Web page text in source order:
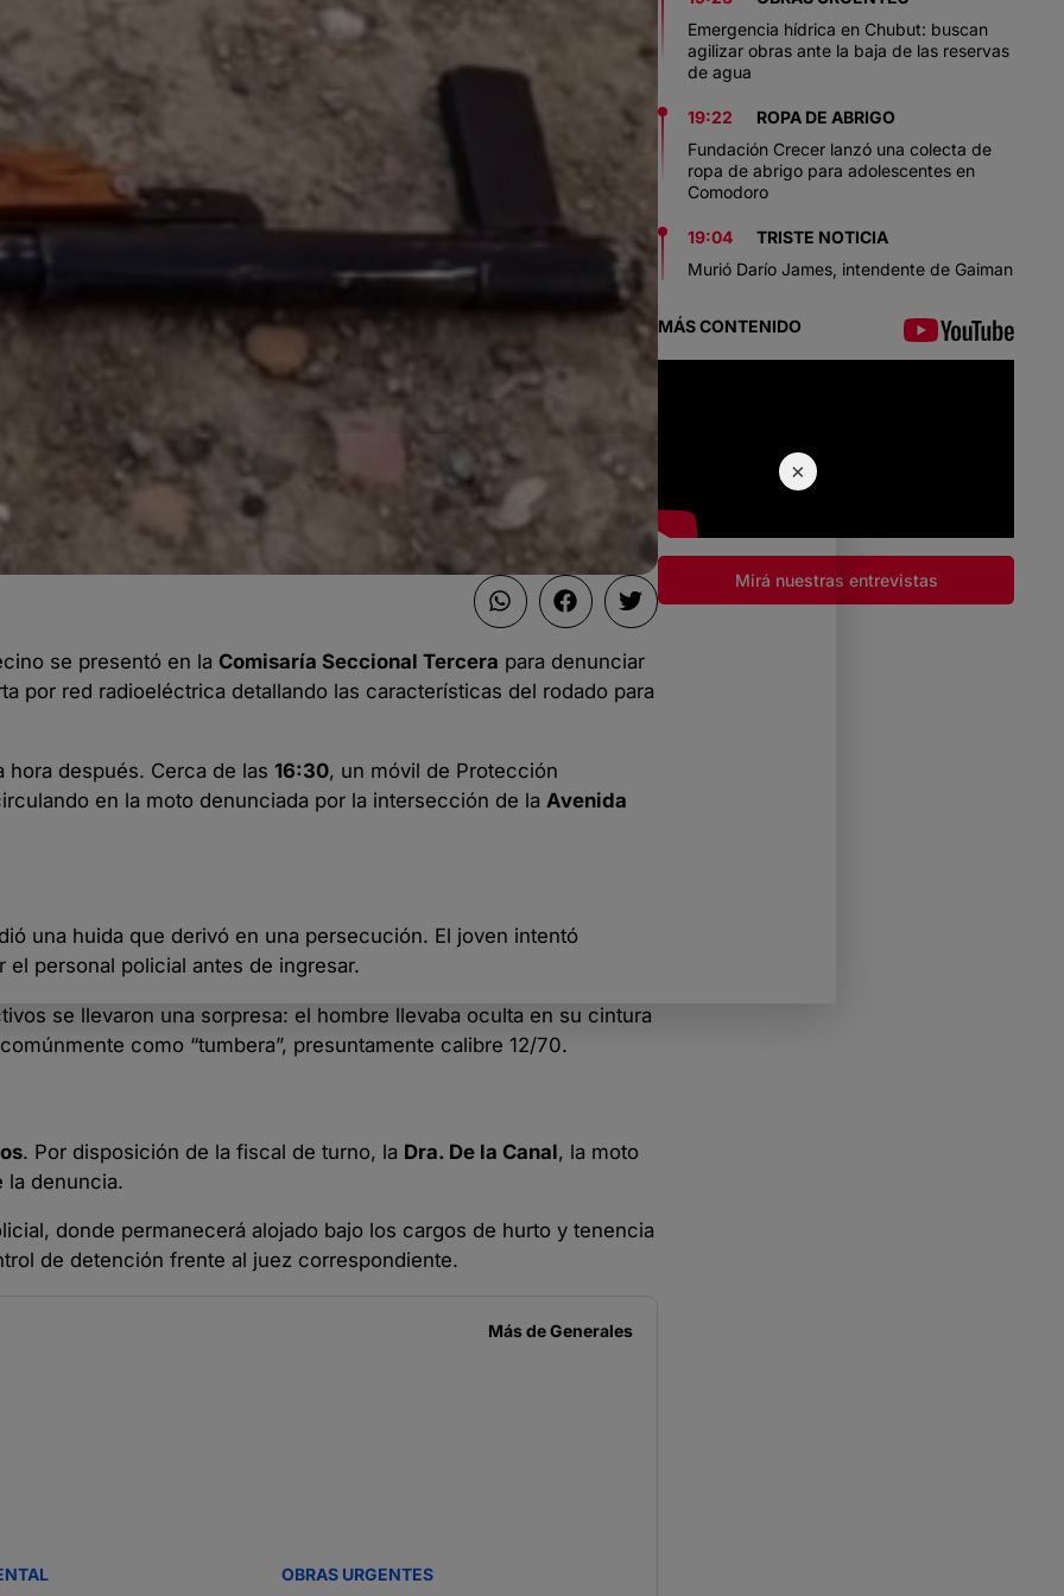
×
se presentó en la Comisaría Seccional Tercera para denunciar
por red radioeléctrica detallando las características del rodado para
después. Cerca de las 16:30, un móvil de Protección
en la moto denunciada por la intersección de la Avenida
una huida que derivó en una persecución. El joven intentó
personal policial antes de ingresar.
se llevaron una sorpresa: el hombre llevaba oculta en su cintura
como “tumbera”, presuntamente calibre 12/70.
. Por disposición de la fiscal de turno, la Dra. De la Canal, la moto
la denuncia.
donde permanecerá alojado bajo los cargos de hurto y tenencia
de detención frente al juez correspondiente.
Más deGenerales
OBRAS URGENTES
Emergencia hídrica en Chubut: buscan
agilizar obras ante la baja de las reservas
de agua
19:22
ROPA DE ABRIGO
Fundación Crecer lanzó una colecta de
ropa de abrigo para adolescentes en
Comodoro
19:04
TRISTE NOTICIA
Murió Darío James, intendente de Gaiman
MÁS CONTENIDO
Mirá nuestras entrevistas